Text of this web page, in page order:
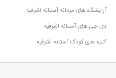
آرایشگاه های مردانه آستانه اشرفیه
دی جی های آستانه اشرفیه
آتلیه های کودک آستانه اشرفیه